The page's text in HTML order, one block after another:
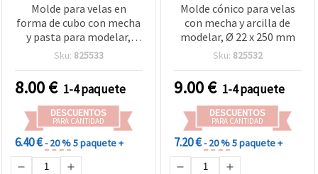
Molde para velas en
forma de cubo con mecha
y pasta para modelar,
60×60×75 mm
Sku: 825533
8.00€ 1-4 paquete
DESCUENTOS
PARA CANTIDAD
6.40 €- 20 %5 paquete +
Molde cónico para velas
con mecha y arcilla de
modelar, Ø 22 x 250 mm
Sku: 825532
9.00€ 1-4 paquete
DESCUENTOS
PARA CANTIDAD
7.20 €- 20 %5 paquete +